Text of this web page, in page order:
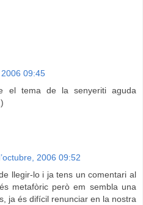
2006 09:45
el tema de la senyeriti aguda
2006 09:52
llegir-lo i ja tens un comentari al
metafòric però em sembla una
ja és difícil renunciar en la nostra